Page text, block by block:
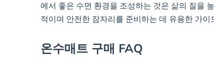
에서 좋은 수면 환경을 조성하는 것은 삶의 질을
적이며 안전한 잠자리를 준비하는 데 유용한 가
온수매트 구매 FAQ